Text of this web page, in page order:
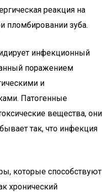
реакция на
пломбировании зуба.
инфекционный
поражением
и
Патогенные
вещества, они
так, что инфекция
которые способствуют
хронический